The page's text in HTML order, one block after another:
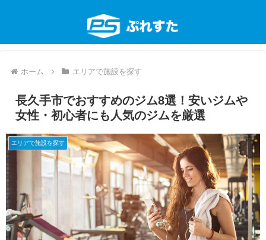
ホーム エリアで施設を探す
長久手市でおすすめのジム8選！安いジムや
女性・初心者にも人気のジムを厳選
エリアで施設を探す